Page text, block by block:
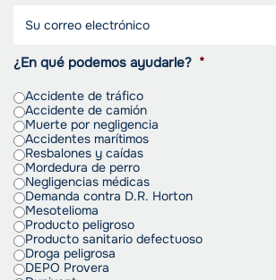
¿En qué podemos ayudarle? *
Accidente de tráfico
Accidente de camión
Muerte por negligencia
Accidentes marítimos
Resbalones y caídas
Mordedura de perro
Negligencias médicas
Demanda contra D.R. Horton
Mesotelioma
Producto peligroso
Producto sanitario defectuoso
Droga peligrosa
DEPO Provera